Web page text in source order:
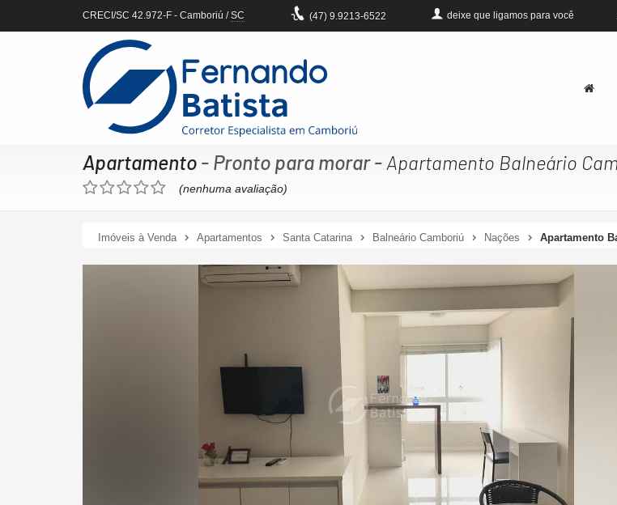
CRECI/SC 42.972-F - Camboriú /SC (47) 9.9213-6522 deixe que ligamos para você
Apartamento - Pronto para morar- Apartamento Balneário
(nenhuma avaliação)
Imóveis à Venda Apartamentos Santa Catarina Balneário Camboriú Nações Apartamento